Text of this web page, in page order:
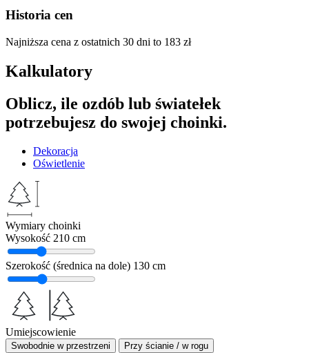
Historia cen
Najniższa cena z ostatnich 30 dni to 183 zł
Kalkulatory
Oblicz, ile ozdób lub światełek
potrzebujesz do swojej choinki.
Dekoracja
Oświetlenie
Wymiary choinki
Wysokość 210 cm
Szerokość (średnica na dole) 130 cm
Umiejscowienie
Swobodnie w przestrzeni Przy ścianie / w rogu